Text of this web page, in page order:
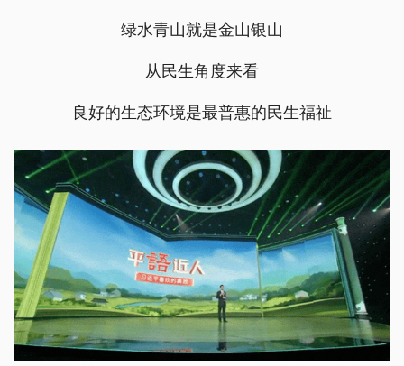
绿水青山就是金山银山
从民生角度来看
良好的生态环境是最普惠的民生福祉